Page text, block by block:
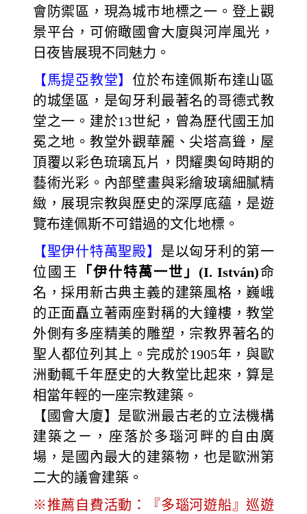
會防禦區，現為城市地標之一。登上觀
景平台，可俯瞰國會大廈與河岸風光，
日夜皆展現不同魅力。
【馬提亞教堂】 位於布達佩斯布達山區
的城堡區，是匈牙利最著名的哥德式教
堂之一。建於13世紀，曾為歷代國王加
冕之地。教堂外觀華麗、尖塔高聳，屋
頂覆以彩色琉璃瓦片，閃耀奧匈時期的
藝術光彩。內部壁畫與彩繪玻璃細膩精
緻，展現宗教與歷史的深厚底蘊，是遊
覽布達佩斯不可錯過的文化地標。
【聖伊什特萬聖殿】 是以匈牙利的第一
位國王
「伊什特萬一世」(I. István)命
名，採用新古典主義的建築風格，巍峨
的正面矗立著兩座對稱的大鐘樓，教堂
外側有多座精美的雕塑，宗教界著名的
聖人都位列其上。完成於1905年，與歐
洲動輒千年歷史的大教堂比起來，算是
相當年輕的一座宗教建築。
【國會大廈】是歐洲最古老的立法機構
建築之ㄧ，座落於多瑙河畔的自由廣
場，是國內最大的建築物，也是歐洲第
二大的議會建築。
※推薦自費活動：『多瑙河遊船』巡遊